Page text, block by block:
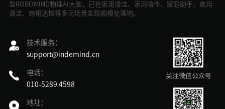
型ROBOMIND物理AI大脑，已在家用清洁、家用陪伴、家庭助手、商用
清洁、商用巡检等多元场景实现规模化落地。
关注微信公众号
技术服务：
support@indemind.cn
电话：
010-5289 4598
地址：